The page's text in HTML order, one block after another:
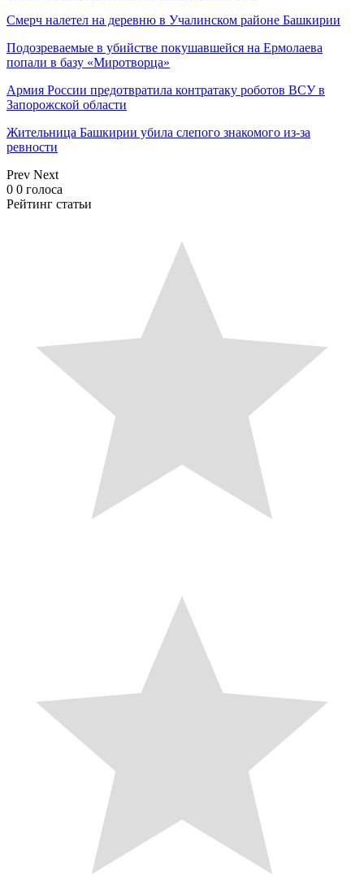
Смерч налетел на деревню в Учалинском районе Башкирии
Подозреваемые в убийстве покушавшейся на Ермолаева
попали в базу «Миротворца»
Армия России предотвратила контратаку роботов ВСУ в
Запорожской области
Жительница Башкирии убила слепого знакомого из-за
ревности
Prev Next
0 0 голоса
Рейтинг статьи